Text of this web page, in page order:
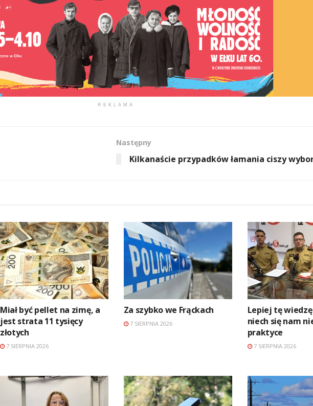
REKLAMA
Następny
Kilkanaście przypadków łamania ciszy
Miał być pellet na zimę, a
jest strata 11 tysięcy
złotych
7 SIERPNIA 2026
Za szybko we Frąckach
7 SIERPNIA 2026
Lepiej tę
niech się nam
praktyce
7 SIERPNIA 2026